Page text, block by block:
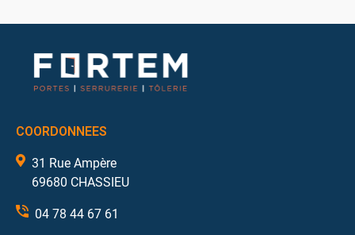
COORDONNEES
31 Rue Ampère
69680 CHASSIEU
04 78 44 67 61